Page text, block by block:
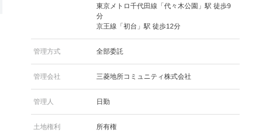
東京メトロ千代田線「代々木公園」駅 徒歩9
分
京王線「初台」駅 徒歩12分
管理方式 全部委託
管理会社 三菱地所コミュニティ株式会社
管理人 日勤
土地権利 所有権